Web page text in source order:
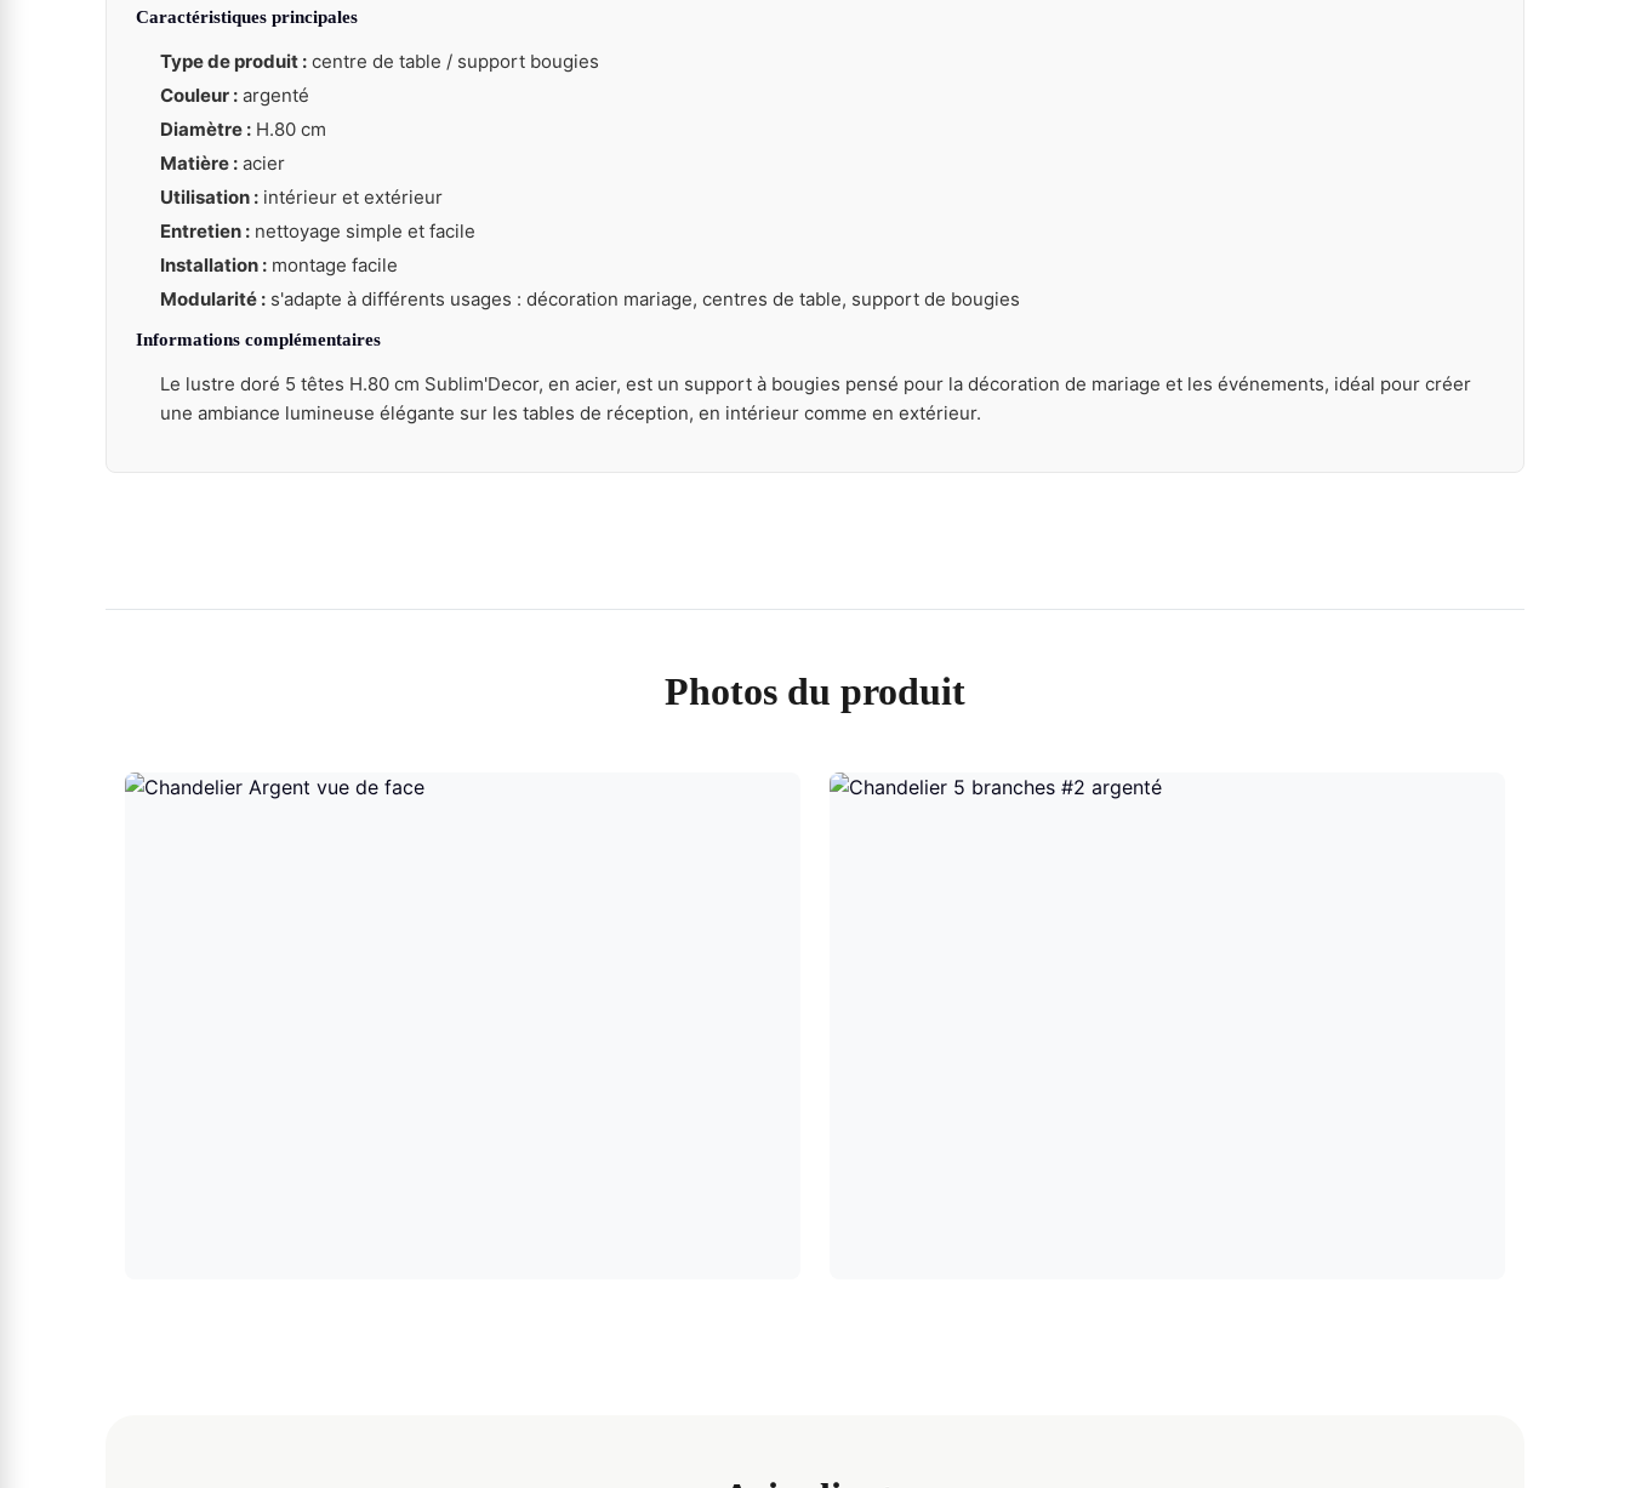
Caractéristiques principales
Type de produit : centre de table / support bougies
Couleur : argenté
Diamètre : H.80 cm
Matière : acier
Utilisation : intérieur et extérieur
Entretien : nettoyage simple et facile
Installation : montage facile
Modularité : s'adapte à différents usages : décoration mariage, centres de table, support de bougies
Informations complémentaires
Le lustre doré 5 têtes H.80 cm Sublim'Decor, en acier, est un support à bougies pensé pour la décoration de mariage et les événements, idéal pour créer
une ambiance lumineuse élégante sur les tables de réception, en intérieur comme en extérieur.
Photos du produit